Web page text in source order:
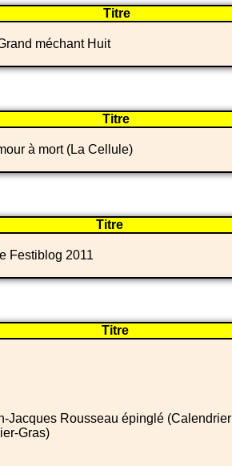
Titre
méchant Huit
Titre
à mort (La Cellule)
Titre
Festiblog 2011
Titre
Jacques Rousseau épinglé (Calendrier
Gras)